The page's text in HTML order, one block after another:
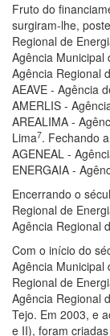
Fruto do
surgiram-lhe,
Regional de
Agência Municipal
Agência Regional
AEAVE - Agência
AMERLIS -
AREALIMA -
Lima7. Fechando
AGENEAL -
ENERGAIA -
Encerrando o
Regional de
Agência Regional
Com o início do
Agência Municipal
Regional de
Agência Regional
Tejo. Em 2003, e
e II), foram